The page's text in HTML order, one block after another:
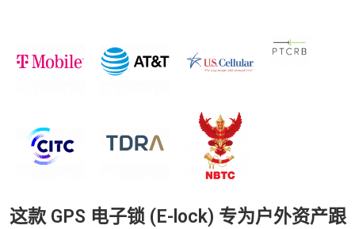
这款 GPS 电子锁 (E-lock) 专为户外资产跟